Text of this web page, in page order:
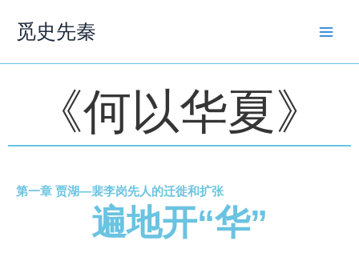
容
觅史先秦
《何以华夏》
第一章 贾湖—裴李岗先人的迁徙和扩张
遍地开“华”